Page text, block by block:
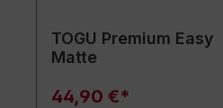
TOGU Premium Easy
Matte
44,90 €*